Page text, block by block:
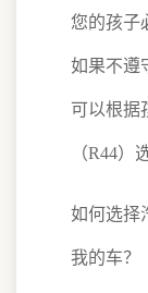
您的孩子
如果不遵
可以根据
（R44）
如何选择
我的车？